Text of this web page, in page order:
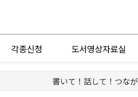
각종신청 도서영상자료실
書いて！話して！つな